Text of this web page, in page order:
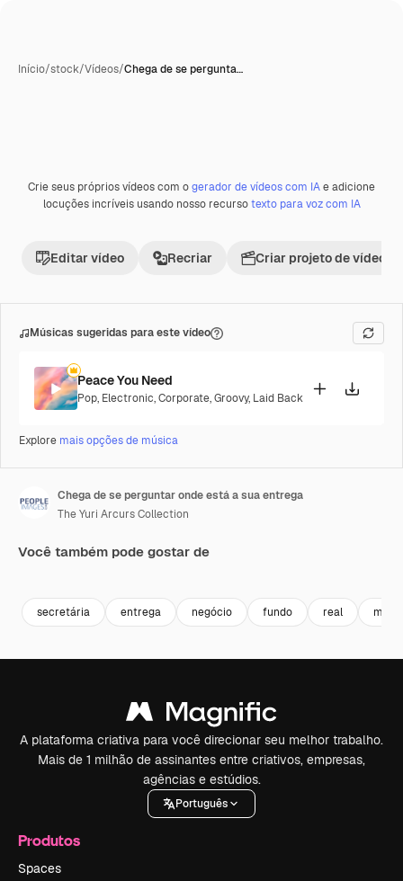
Início/stock/Vídeos/Chega de se pergunta…
Premium
Crie seus próprios vídeos com ogerador de vídeos com IAe adicione
locuções incríveis usando nosso recursotexto para voz com IA
Editar vídeo Recriar Criar projeto de vídeo
Músicas sugeridas para este vídeo
Peace You Need
Pop, Electronic,Corporate,Groovy, Laid Back
Explore mais opções de música
Chega de se perguntar onde está a sua entrega
The Yuri Arcurs Collection
Você também pode gostar de
secretária entrega negócio fundo real
A plataforma criativa para você direcionar seu melhor trabalho.
Mais de 1 milhão de assinantes entre criativos, empresas,
agências e estúdios.
Português
Produtos
Spaces